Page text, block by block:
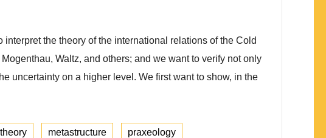
the theory of the international relations of the Cold
Waltz, and others; and we want to verify not only
uncertainty on a higher level. We first want to show, in the
metastructure praxeology